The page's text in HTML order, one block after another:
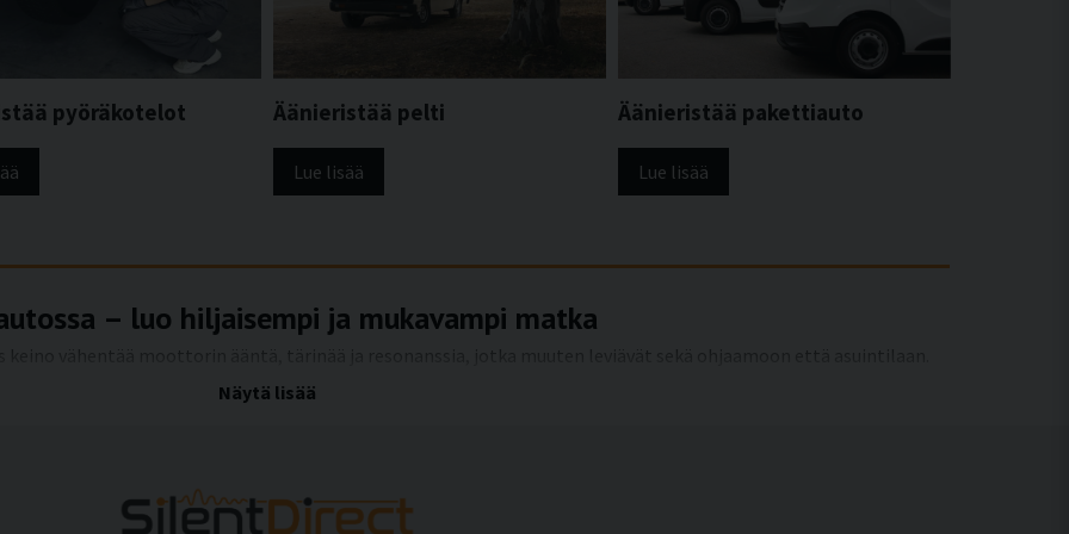
pyöräkotelot Äänieristää pelti
Lue lisää
Äänieristää pakettiauto
Lue lisää
– luo hiljaisempi ja mukavampi matka
erityisesti maantie- ja moottoritieajossa. Oikealla äänieristyksellä voidaan vähentää sekä
Näytä lisää